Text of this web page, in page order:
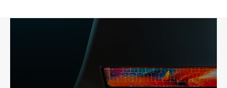
宁波高端网站建设公司推荐，移动端验收别放到最后